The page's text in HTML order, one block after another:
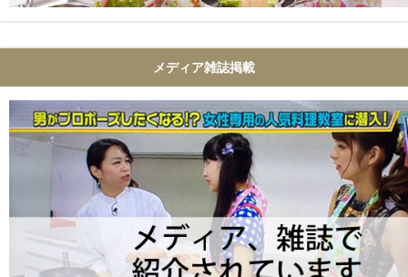
メディア雑誌掲載